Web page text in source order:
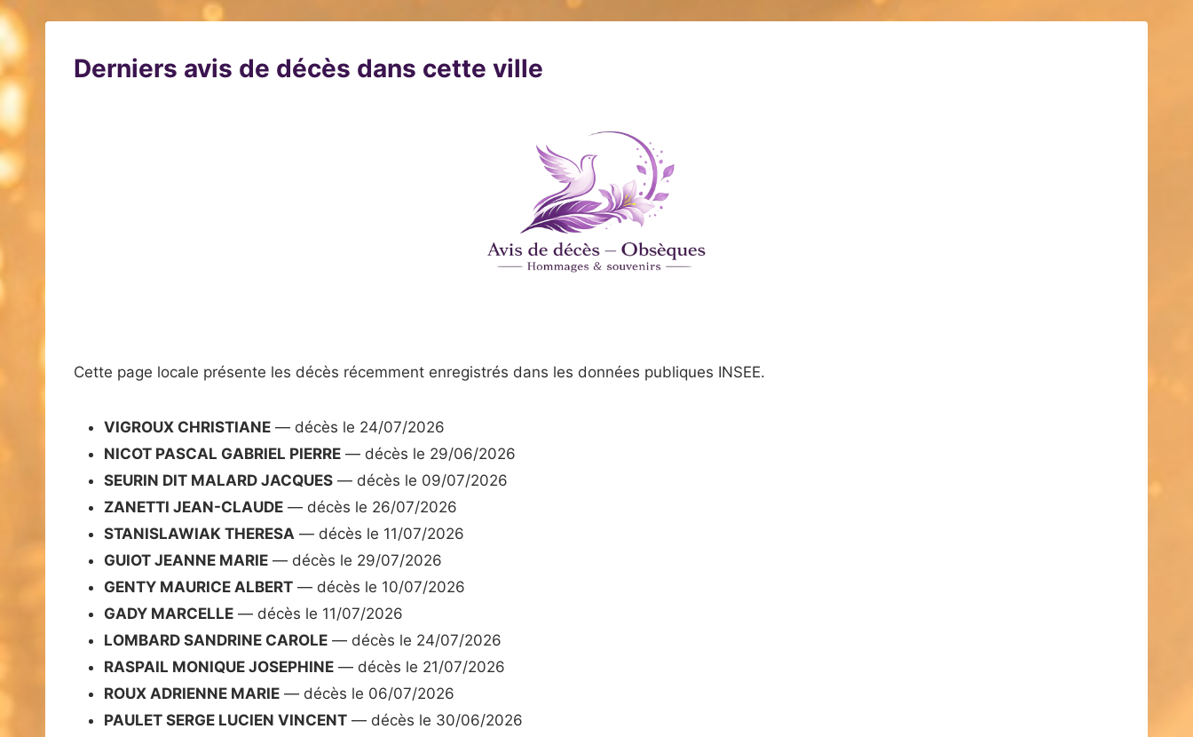
Derniers avis de décès dans cette ville
Cette page locale présente les décès récemment enregistrés dans les données publiques INSEE.
VIGROUX CHRISTIANE — décès le 24/07/2026
NICOT PASCAL GABRIEL PIERRE — décès le 29/06/2026
SEURIN DIT MALARD JACQUES — décès le 09/07/2026
ZANETTI JEAN-CLAUDE — décès le 26/07/2026
STANISLAWIAK THERESA — décès le 11/07/2026
GUIOT JEANNE MARIE — décès le 29/07/2026
GENTY MAURICE ALBERT — décès le 10/07/2026
GADY MARCELLE — décès le 11/07/2026
LOMBARD SANDRINE CAROLE — décès le 24/07/2026
RASPAIL MONIQUE JOSEPHINE — décès le 21/07/2026
ROUX ADRIENNE MARIE — décès le 06/07/2026
PAULET SERGE LUCIEN VINCENT — décès le 30/06/2026